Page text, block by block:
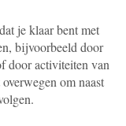
je klaar bent met
bijvoorbeeld door
door activiteiten van
om naast